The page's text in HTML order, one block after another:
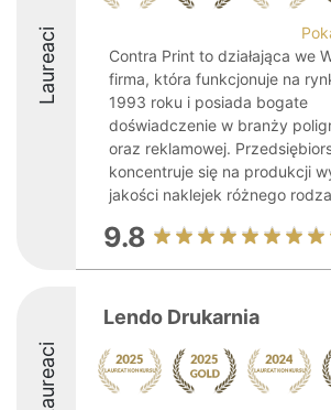
Laureaci
Contra Print to działająca we
firma, która funkcjonuje na
1993 roku i posiada bogate
doświadczenie w branży
oraz reklamowej.
koncentruje się na produkcji
jakości naklejek różnego
9.8
Laureaci
Lendo Drukarnia